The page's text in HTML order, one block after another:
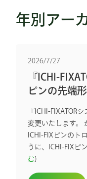
年別アー
2026/7/27
『ICHI-
ピンの先端
『ICHI-FIXATOR
変更いたします。
ICHI-FIXピンのト
うに、ICHI-FIXピ
む)